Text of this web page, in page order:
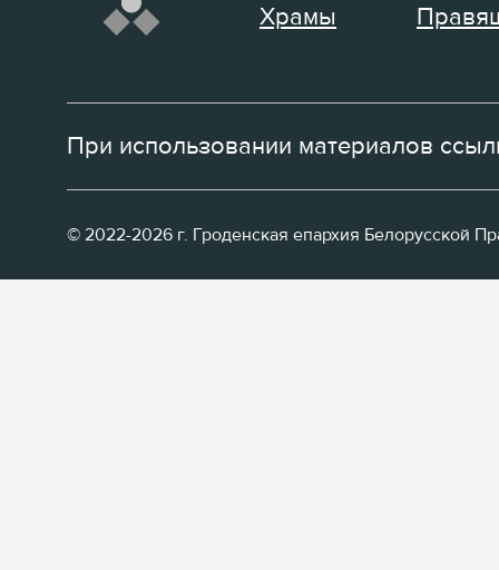
Храмы
При использовании материалов
© 2022-2026 г. Гроденская епархия Белорусской